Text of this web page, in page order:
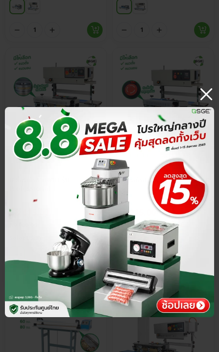
ประกันศูนย์ไทย
ส่วนลด 15%
฿
ประกันศูนย์ไทย
5.0
เครื่องซีลสายพาน รุ่น Standard
฿5,015.00
฿5,900.00
Select Size